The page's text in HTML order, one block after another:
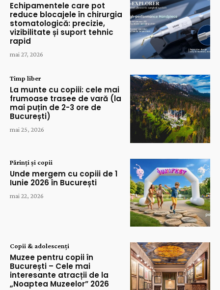
Echipamentele care pot
reduce blocajele în chirurgia
stomatologică: precizie,
vizibilitate și suport tehnic
rapid
mai 27, 2026
Timp liber
La munte cu copiii: cele mai
frumoase trasee de vară (la
mai puțin de 2-3 ore de
București)
mai 25, 2026
Părinți și copii
Unde mergem cu copiii de 1
Iunie 2026 în București
mai 22, 2026
Copii & adolescenți
Muzee pentru copii în
București – Cele mai
interesante atracții de la
„Noaptea Muzeelor” 2026